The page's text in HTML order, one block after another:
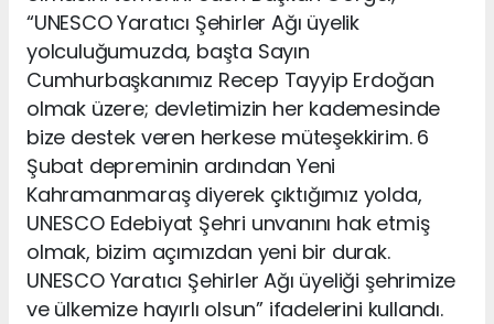
“UNESCO Yaratıcı Şehirler Ağı üyelik
yolculuğumuzda, başta Sayın
Cumhurbaşkanımız Recep Tayyip Erdoğan
olmak üzere; devletimizin her kademesinde
bize destek veren herkese müteşekkirim. 6
Şubat depreminin ardından Yeni
Kahramanmaraş diyerek çıktığımız yolda,
UNESCO Edebiyat Şehri unvanını hak etmiş
olmak, bizim açımızdan yeni bir durak.
UNESCO Yaratıcı Şehirler Ağı üyeliği şehrimize
ve ülkemize hayırlı olsun” ifadelerini kullandı.